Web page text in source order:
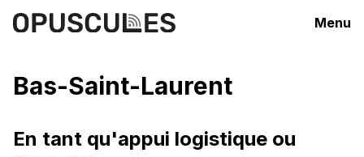
Menu
Bas-Saint-Laurent
En tant qu'appui logistique ou